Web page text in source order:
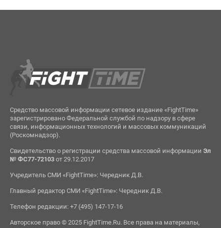
Средство массовой информации сетевое издание «FightTime»
зарегистрировано Федеральной службой по надзору в сфере
связи, информационных технологий и массовых коммуникаций
(Роскомнадзор).
Свидетельство о регистрации средства массовой информации Эл
№ ФС77-72103от 29.12.2017
Учредитель СМИ «FightTime»: Чередник Д.В.
Главный редактор СМИ «FightTime»: Чередник Д.В.
Телефон редакции: +7 (495) 147-17-16
Авторское право © 2025 FightTime.Ru. Все права на материалы,